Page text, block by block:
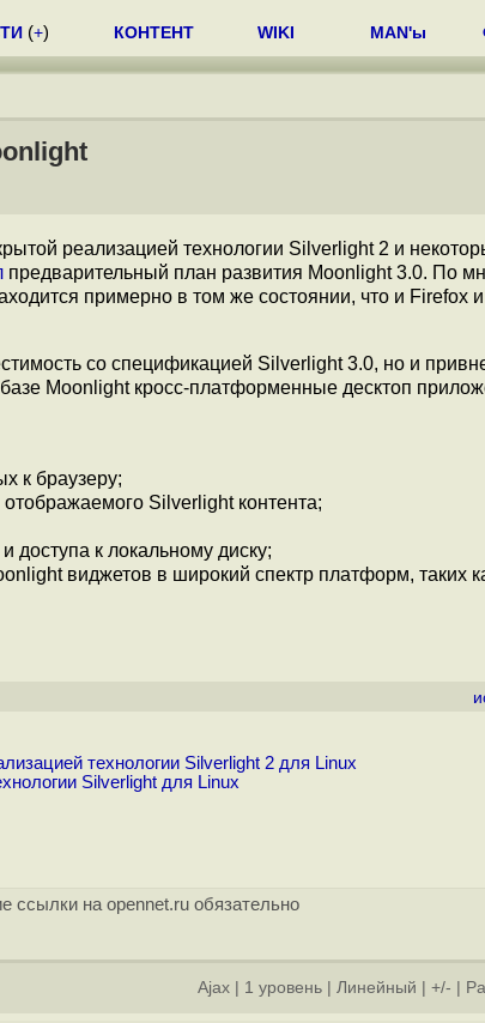
(+) КОНТЕНТ WIKI MAN'ы
реализацией технологии Silverlight 2 и
предварительный план развития Moonlight 3.0. По
примерно в том же состоянии, что и Firefox
со спецификацией Silverlight 3.0, но и
Moonlight кросс-платформенные десктоп
к браузеру;
Silverlight контента;
к локальному диску;
виджетов в широкий спектр платформ, таких
технологии Silverlight 2 для Linux
Silverlight для Linux
ссылки на opennet.ru обязательно
Ajax 1 уровень Линейный +/-